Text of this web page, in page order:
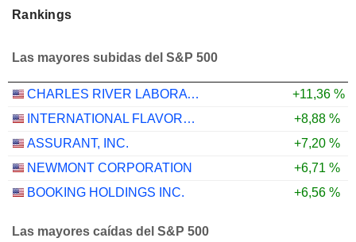
Rankings
Las mayores subidas del S&P 500
CHARLES RIVER LABORATORIES INTERNATIONAL, INC.
+11,36 %
INTERNATIONAL FLAVORS & FRAGRANCES INC.
+8,88 %
ASSURANT, INC.
+7,20 %
NEWMONT CORPORATION
+6,71 %
BOOKING HOLDINGS INC.
+6,56 %
Las mayores caídas del S&P 500